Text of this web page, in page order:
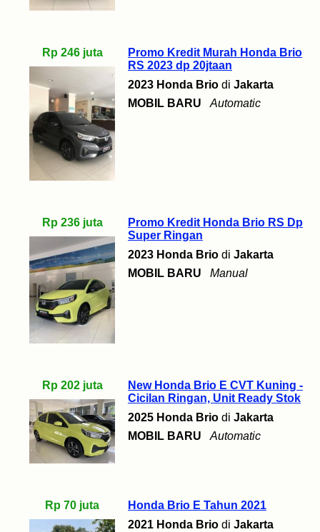
Rp 246 juta
Promo Kredit Murah Honda Brio
RS 2023 dp 20jtaan
2023 Honda Brio di Jakarta
MOBIL BARU
Automatic
Rp 236 juta
Promo Kredit Honda Brio RS Dp
Super Ringan
2023 Honda Brio di Jakarta
MOBIL BARU
Manual
Rp 202 juta
New Honda Brio E CVT Kuning -
Cicilan Ringan, Unit Ready Stok
2025 Honda Brio di Jakarta
MOBIL BARU
Automatic
Rp 70 juta
Honda Brio E Tahun 2021
2021 Honda Brio di Jakarta